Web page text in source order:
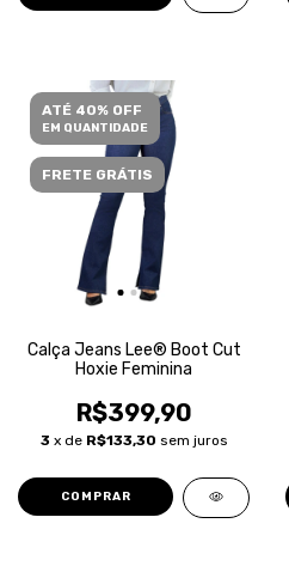
ATÉ 40% OFF
EM QUANTIDADE
FRETE GRÁTIS
Calça Jeans Lee® Boot Cut
Hoxie Feminina
R$399,90
3 x de R$133,30 sem juros
COMPRAR